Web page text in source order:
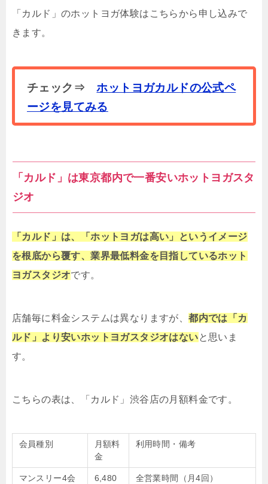
「カルド」のホットヨガ体験はこちらから申し込みで
きます。
チェック⇒ホットヨガカルドの公式ペ
ージを見てみる
「カルド」は東京都内で一番安いホットヨガスタ
ジオ
「カルド」は、「ホットヨガは高い」というイメージ
を根底から覆す、業界最低料金を目指しているホット
ヨガスタジオです。
店舗毎に料金システムは異なりますが、都内では「カ
ルド」より安いホットヨガスタジオはないと思いま
す。
こちらの表は、「カルド」渋谷店の月額料金です。
会員種別
月額料
金
利用時間・備考
マンスリー4会
6,480
全営業時間（月4回）